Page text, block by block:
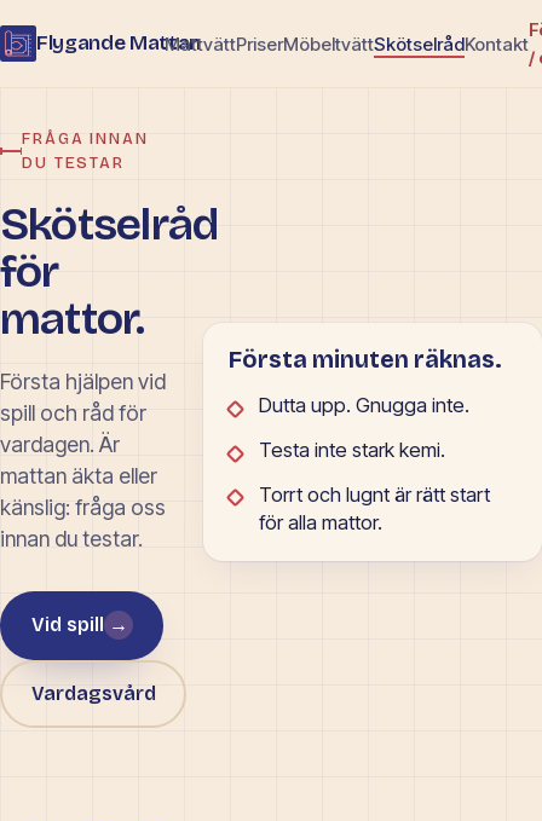
Flygande MattanMattvättPriserMöbeltvättSkötselrådKontakt
/
FRÅGA INNAN
DU TESTAR
Skötselråd
för
mattor.
Första hjälpen vid
spill och råd för
vardagen. Är
mattan äkta eller
känslig: fråga oss
innan du testar.
Vid spill →
Vardagsvård
Första minuten räknas.
Dutta upp. Gnugga inte.
Testa inte stark kemi.
Torrt och lugnt är rätt start
för alla mattor.